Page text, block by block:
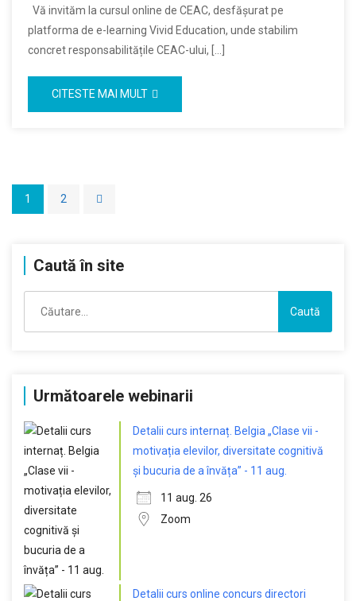
Vă invităm la cursul online de CEAC, desfășurat pe
platforma de e-learning Vivid Education, unde stabilim
concret responsabilitățile CEAC-ului, […]
CITESTE MAI MULT
1 2
Caută în site
după:
Următoarele webinarii
Detalii curs internaț. Belgia „Clase vii -
motivația elevilor, diversitate cognitivă
și bucuria de a învăța” - 11 aug.
11 aug. 26
Zoom
Detalii curs online concurs directori